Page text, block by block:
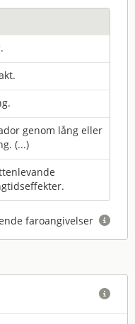
genom lång eller
(...)
faroangivelser 
